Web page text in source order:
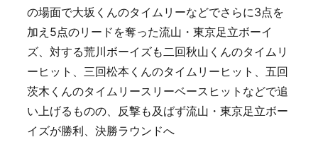
の場面で大坂くんのタイムリーなどでさらに3点を
加え5点のリードを奪った流山・東京足立ボーイ
ズ、対する荒川ボーイズも二回秋山くんのタイムリ
ーヒット、三回松本くんのタイムリーヒット、五回
茨木くんのタイムリースリーベースヒットなどで追
い上げるものの、反撃も及ばず流山・東京足立ボー
イズが勝利、決勝ラウンドへ